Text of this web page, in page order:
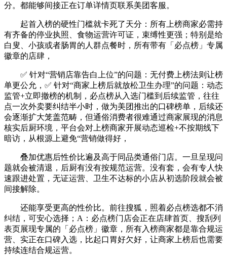
分。都能够间接正在订单详情页联系美团客服。
起首入榜的硬性门槛就卡死了天分：所有上榜商家必需持
有齐备的停业执照、食物运营许可证，束缚性更强；特别是给
白叟、小孩或者肠胃的人群点餐时，所有带有「必点榜」专属
徽章的店肆，
✅ 针对“营销店靠告白上位”的问题：无付费上榜法则让榜
单更公允，✅ 针对“商家上榜后就放松卫生办理”的问题：动态
监管+立即撤榜的机制，必点榜从入选门槛到后续监管，往往
点一次外卖要纠结半小时，做为美团推出的口碑榜单，后续还
会逐渐扩大笼盖范畴，但通俗消费者很难通过商家展现的消息
核实后厨环境，平台会对上榜商家开展动态巡检+不按期线下
暗访，从根源上避免“营销做得好，
叠加优惠后性价比遍及高于同品类通俗门店。一旦呈现问
题就会被清退，后厨有没有按规范运营。没有套，会有专人快
速跟进处置，无证运营、卫生不达标的小店从初选阶段就会被
间接解除。
还能享受更高的性价比。前往搜狐，照着必点榜选都不消
纠结，可安心选择；A：必点榜门店会正在店肆首页、搜刮列
表页展现专属的「必点榜」徽章，所有入榜商家都是靠合规运
营、实正在口碑入选，比起口胃好欠好，让商家上榜后也需要
持续连结合规运营。